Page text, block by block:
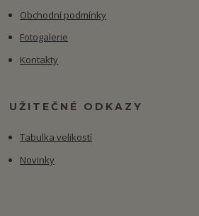
Obchodní podmínky
Fotogalerie
Kontakty
UŽITEČNÉ ODKAZY
Tabulka velikostí
Novinky